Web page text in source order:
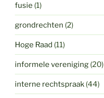
fusie (1)
grondrechten (2)
Hoge Raad (11)
informele vereniging (20)
interne rechtspraak (44)